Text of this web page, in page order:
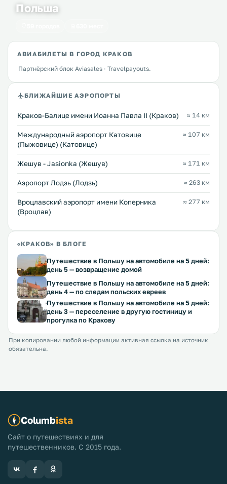
Польша
АВИАБИЛЕТЫ В ГОРОД КРАКОВ
Партнёрский блок Aviasales · Travelpayouts.
БЛИЖАЙШИЕ АЭРОПОРТЫ
Краков-Балице имени Иоанна Павла II (Краков) ≈ 14 км
Международный аэропорт Катовице
(Пыжовице) (Катовице)
≈ 107 км
Жешув - Jasionka (Жешув) ≈ 171 км
Аэропорт Лодзь (Лодзь) ≈ 263 км
Вроцлавский аэропорт имени Коперника
(Вроцлав)
≈ 277 км
«КРАКОВ» В БЛОГЕ
Путешествие в Польшу на автомобиле на 5 дней:
день 5 — возвращение домой
Путешествие в Польшу на автомобиле на 5 дней:
день 4 — по следам польских евреев
Путешествие в Польшу на автомобиле на 5 дней:
день 3 — переселение в другую гостиницу и
прогулка по Кракову
При копировании любой информации активная ссылка на источник
обязательна.
Columbista
Сайт о путешествиях и для
путешественников. С 2015 года.